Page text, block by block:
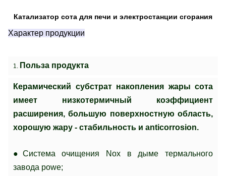
Катализатор сота для печи и электростанции сгорания
Характер продукции
1. Польза продукта
Керамический субстрат накопления жары сота
имеет низкотермичный коэффициент
расширения, большую поверхностную область,
хорошую жару - стабильность и anticorrosion.
● Система очищения Nox в дыме термального
завода powe;